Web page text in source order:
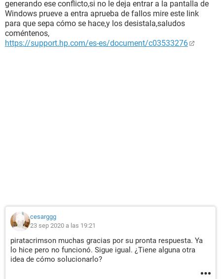
generando ese conflicto,si no le deja entrar a la pantalla de
Windows prueve a entra aprueba de fallos mire este link
para que sepa cómo se hace,y los desistala,saludos
coméntenos,
https://support.hp.com/es-es/document/c03533276
cesarggg
23 sep 2020 a las 19:21
piratacrimson muchas gracias por su pronta respuesta. Ya
lo hice pero no funcionó. Sigue igual. ¿Tiene alguna otra
idea de cómo solucionarlo?